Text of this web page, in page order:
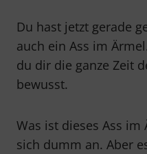
Du hast jetzt gerade
auch ein Ass im
du dir die ganze Zeit
bewusst.
Was ist dieses Ass
sich dumm an. Aber